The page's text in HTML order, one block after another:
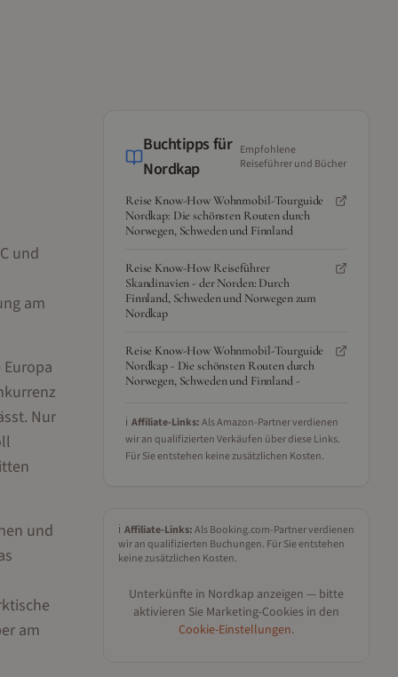
und
am
Nur
und
am
Buchtipps für
Nordkap
Empfohlene
Reiseführer und Bücher
Reise Know-How Wohnmobil-Tourguide
Nordkap: Die schönsten Routen durch
Norwegen, Schweden und Finnland
Reise Know-How Reiseführer
Skandinavien - der Norden: Durch
Finnland, Schweden und Norwegen zum
Nordkap
Reise Know-How Wohnmobil-Tourguide
Nordkap - Die schönsten Routen durch
Norwegen, Schweden und Finnland -
ℹ️ Affiliate-Links:Als Amazon-Partner verdienen
wir an qualifizierten Verkäufen über diese Links.
Für Sie entstehen keine zusätzlichen Kosten.
ℹ️ Affiliate-Links:Als Booking.com-Partner verdienen
wir an qualifizierten Buchungen. Für Sie entstehen
keine zusätzlichen Kosten.
Unterkünfte in Nordkap anzeigen — bitte
aktivieren Sie Marketing-Cookies in den
Cookie-Einstellungen.